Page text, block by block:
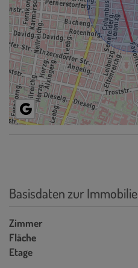
Basisdaten zur Immobilie
Zimmer
Fläche
Etage